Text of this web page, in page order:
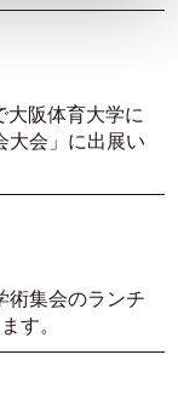
大阪体育大学に
大会」に出展い
術集会のランチ
す。